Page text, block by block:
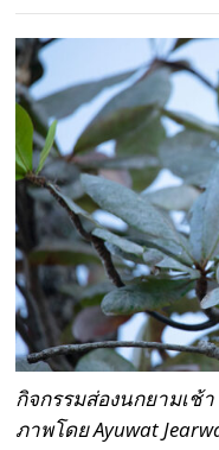
กิจกรรมส่องนกยามเช้
ภาพโดย Ayuwat